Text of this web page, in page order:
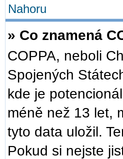
Nahoru
» Co znamená
COPPA, neboli
Spojených
kde je
méně než 13 let,
tyto data uložil.
Pokud si nejste